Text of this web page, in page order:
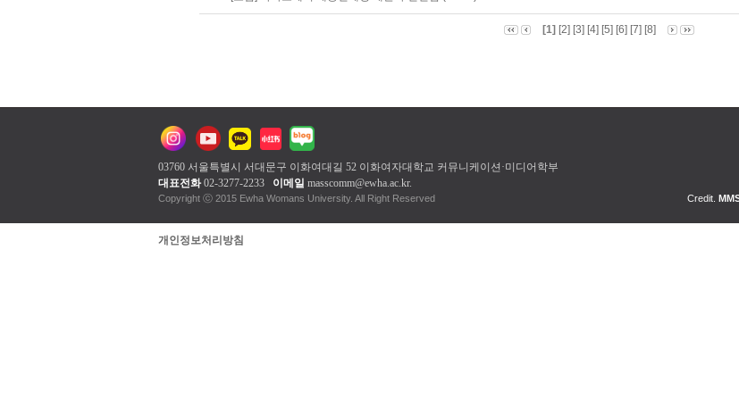
[1] [2] [3] [4] [5] [6] [7] [8]
03760 서울특별시 서대문구 이화여대길 52 이화여자대학교 커뮤니케이션·미디어학부
대표전화 02-3277-2233 이메일 masscomm@ewha.ac.kr.
Copyright ⓒ 2015 Ewha Womans University. All Right Reserved Credit.
개인정보처리방침